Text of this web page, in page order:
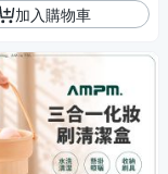
加入購物車